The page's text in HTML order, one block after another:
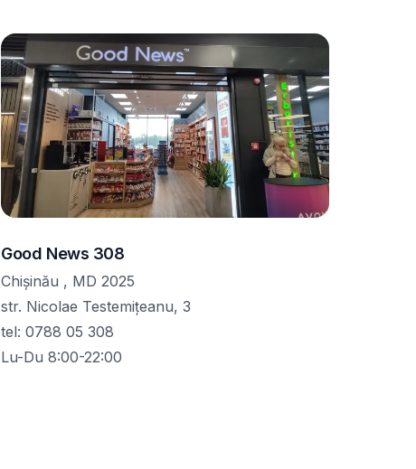
Good News 308
Chișinău , MD 2025
str. Nicolae Testemițeanu, 3
tel:0788 05 308
Lu-Du 8:00-22:00